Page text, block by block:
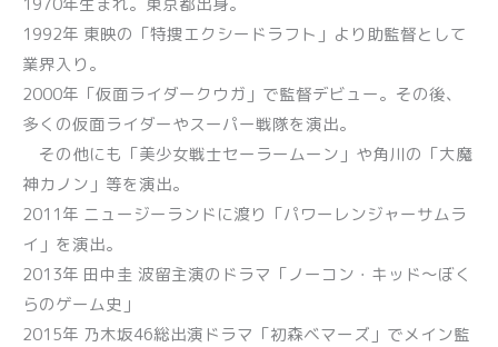
1992年 東映の「特捜エクシードラフト」より助監督として
業界入り。
2000年「仮面ライダークウガ」で監督デビュー。その後、
多くの仮面ライダーやスーパー戦隊を演出。
その他にも「美少女戦士セーラームーン」や角川の「大魔
神カノン」等を演出。
2011年 ニュージーランドに渡り「パワーレンジャーサムラ
イ」を演出。
2013年 田中圭 波留主演のドラマ「ノーコン・キッド～ぼく
らのゲーム史」
2015年 乃木坂46総出演ドラマ「初森ベマーズ」でメイン監